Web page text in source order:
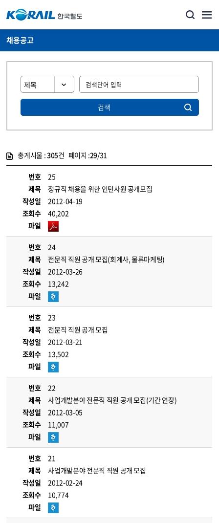
채용공고
검색
총게시물 :305건 페이지 :29/31
번호
25
제목
정규직 채용을 위한 인턴사원 공개모집
작성일
2012-04-19
조회수
40,202
파일
번호
24
제목
전문직 직원 공개 모집(회계사, 물류마케팅)
작성일
2012-03-26
조회수
13,242
파일
번호
23
제목
전문직 직원 공개 모집
작성일
2012-03-21
조회수
13,502
파일
번호
22
제목
사업개발분야 전문직 직원 공개 모집(기간 연장)
작성일
2012-03-05
조회수
11,007
파일
번호
21
제목
사업개발분야 전문직 직원 공개 모집
작성일
2012-02-24
조회수
10,774
파일